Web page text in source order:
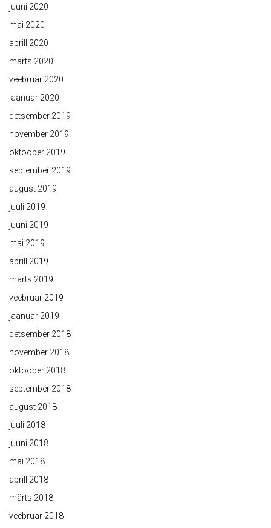
juuni 2020
mai 2020
aprill 2020
märts 2020
veebruar 2020
jaanuar 2020
detsember 2019
november 2019
oktoober 2019
september 2019
august 2019
juuli 2019
juuni 2019
mai 2019
aprill 2019
märts 2019
veebruar 2019
jaanuar 2019
detsember 2018
november 2018
oktoober 2018
september 2018
august 2018
juuli 2018
juuni 2018
mai 2018
aprill 2018
märts 2018
veebruar 2018